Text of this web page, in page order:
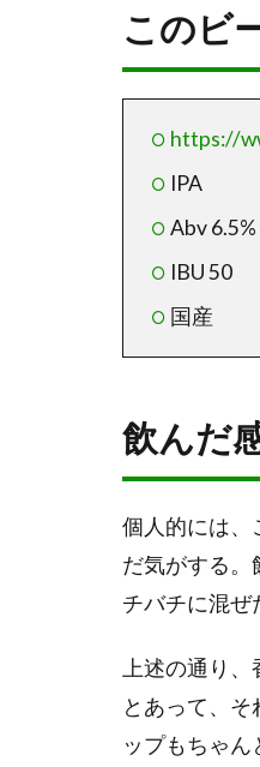
このビ
https://
IPA
Abv 6.5%
IBU 50
国産
飲んだ
個人的には、
だ気がする。
チバチに混ぜ
上述の通り
とあって、
ップもちゃ